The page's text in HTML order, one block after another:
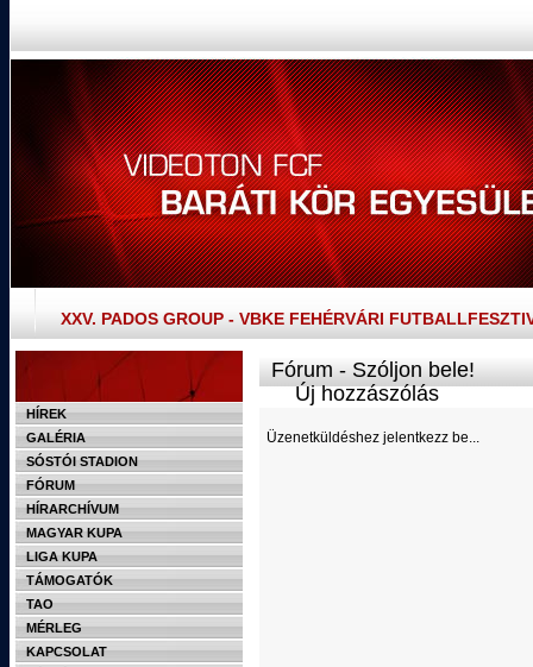
XXV. PADOS GROUP - VBKE FEHÉRVÁRI
HÍREK
GALÉRIA
SÓSTÓI STADION
FÓRUM
HÍRARCHÍVUM
MAGYAR KUPA
LIGA KUPA
TÁMOGATÓK
TAO
MÉRLEG
KAPCSOLAT
Fórum - Szóljon bele!
Új hozzászólás
Üzenetküldéshez jelentkezz be...